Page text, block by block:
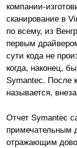
компании-
сканирование в
по всему, из
первым
сути кода не
когда, наконец,
Symantec. После
называется,
Отчет Symantec
примечательным
отражающим